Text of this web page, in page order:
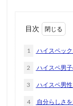
目次
1 ハイスペッ
2 ハイスペ男
3 ハイスペ男
4 自分らしさ